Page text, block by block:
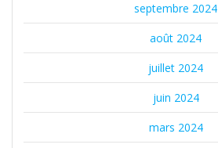
septembre 2024
août 2024
juillet 2024
juin 2024
mars 2024